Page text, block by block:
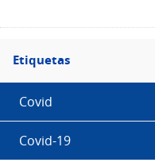
Filtro
Etiquetas
Etiquetas
Covid
Covid-19